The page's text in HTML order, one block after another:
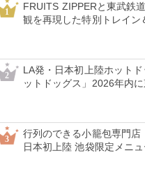
1
FRUITS ZIPPERと東武鉄
観を再現した特別トレイン
2
LA発・日本初上陸ホット
ットドッグス」2026年内に
3
行列のできる小籠包専門店
日本初上陸 池袋限定メニ